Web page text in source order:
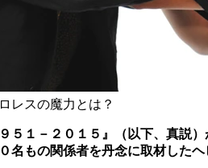
レスの魔力とは？
５１－２０１５』（以下、真説
名もの関係者を丹念に取材したヘ